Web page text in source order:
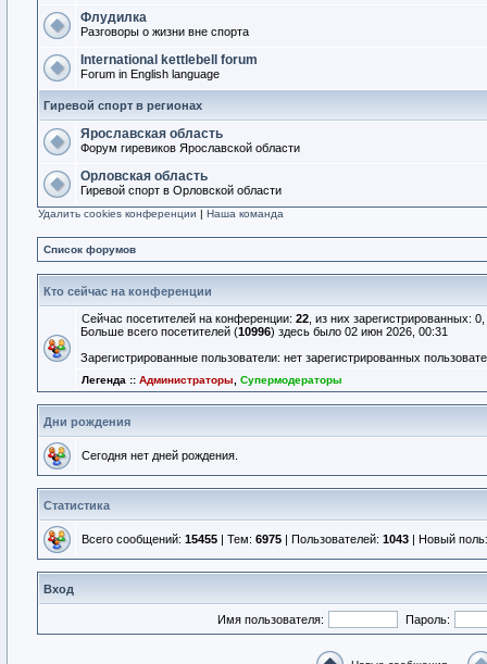
Флудилка
Разговоры о жизни вне спорта
International kettlebell forum
Forum in English language
Гиревой спорт в регионах
Ярославская область
Форум гиревиков Ярославской области
Орловская область
Гиревой спорт в Орловской области
Удалить cookies конференции | Наша команда
Список форумов
Кто сейчас на конференции
Сейчас посетителей на конференции: 22 , из них зарегистрированных:
Больше всего посетителей (10996) здесь было 02 июн 2026, 00:31
Зарегистрированные пользователи: нет зарегистрированных
Легенда :: Администраторы Супермодераторы
Дни рождения
Сегодня нет дней рождения.
Статистика
Всего сообщений: 15455 | Тем: 6975 | Пользователей: 1043 | Новый
Вход
Имя пользователя: Пароль: